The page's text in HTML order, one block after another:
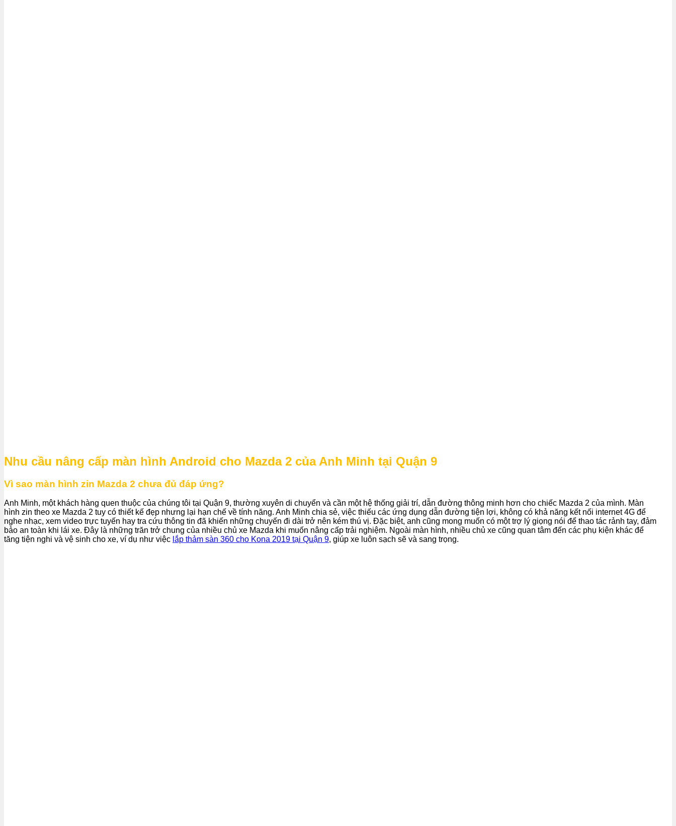
Nhu cầu nâng cấp màn hình Android cho Mazda 2 của Anh Minh tại Quận 9
Vì sao màn hình zin Mazda 2 chưa đủ đáp ứng?
Anh Minh, một khách hàng quen thuộc của chúng tôi tại Quận 9, thường xuyên di chuyển và cần một hệ thống giải trí, dẫn đường thông minh hơn cho chiếc Mazda 2 của mình. Màn
hình zin theo xe Mazda 2 tuy có thiết kế đẹp nhưng lại hạn chế về tính năng. Anh Minh chia sẻ, việc thiếu các ứng dụng dẫn đường tiện lợi, không có khả năng kết nối internet 4G để
nghe nhạc, xem video trực tuyến hay tra cứu thông tin đã khiến những chuyến đi dài trở nên kém thú vị. Đặc biệt, anh cũng mong muốn có một trợ lý giọng nói để thao tác rảnh tay, đảm
bảo an toàn khi lái xe. Đây là những trăn trở chung của nhiều chủ xe Mazda khi muốn nâng cấp trải nghiệm. Ngoài màn hình, nhiều chủ xe cũng quan tâm đến các phụ kiện khác để
tăng tiện nghi và vệ sinh cho xe, ví dụ như việc lắp thảm sàn 360 cho Kona 2019 tại Quận 9, giúp xe luôn sạch sẽ và sang trọng.